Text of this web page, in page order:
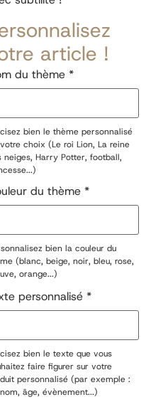
article !
du thème *
bien le thème personnalisé
choix (Le roi Lion, La reine
neiges, Harry Potter, football,
du thème *
bien la couleur du
(blanc, beige, noir, bleu, rose,
orange...)
personnalisé *
bien le texte que vous
faire figurer sur votre
personnalisé (par exemple :
âge, évènement...)